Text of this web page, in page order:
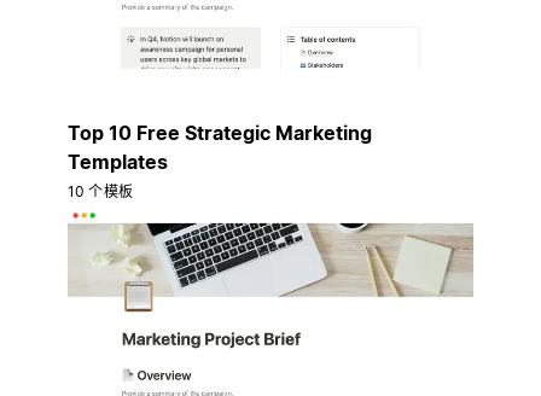
Top 10 Free Strategic Marketing
Templates
10 个模板